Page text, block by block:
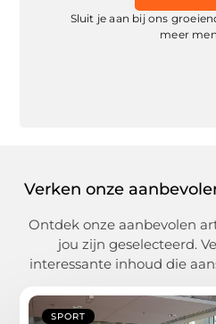
Sluit je aan bij ons
meer
Verken onze
Ontdek onze aanbevolen
jou zijn geselecteerd.
interessante inhoud die
SPORT